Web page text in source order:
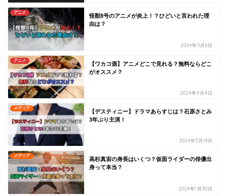
アニメ
怪獣8号のアニメが炎上！？ひどいと言われた理
由は？
2024年5月6日
アニメ
【ワカコ酒】アニメどこで見れる？無料ならどこ
がオススメ？
2024年5月4日
メディア
【デスティニー】ドラマあらすじは？石原さとみ
3年ぶり主演！
2024年3月18日
メディア
高杉真宙の身長はいくつ？仮面ライダーの俳優出
身って本当？
2024年1月30日